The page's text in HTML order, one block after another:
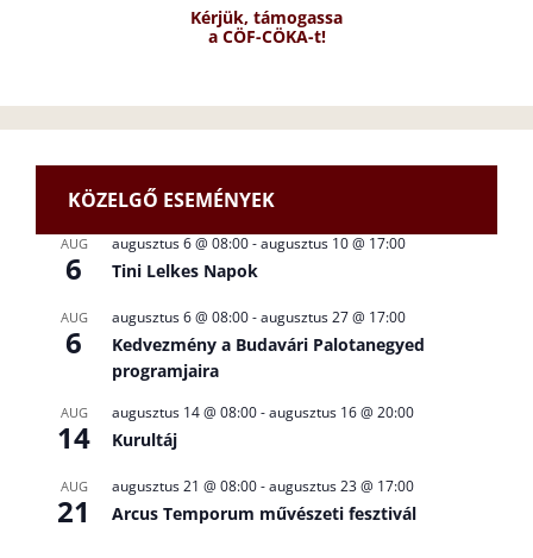
Kérjük, támogassa
a CÖF-CÖKA-t!
KÖZELGŐ ESEMÉNYEK
AUG
6
augusztus 6 @ 08:00-augusztus 10 @ 17:00
Tini Lelkes Napok
AUG
6
augusztus 6 @ 08:00-augusztus 27 @ 17:00
Kedvezmény a Budavári Palotanegyed
programjaira
AUG
14
augusztus 14 @ 08:00-augusztus 16 @ 20:00
Kurultáj
AUG
21
augusztus 21 @ 08:00-augusztus 23 @ 17:00
Arcus Temporum művészeti fesztivál